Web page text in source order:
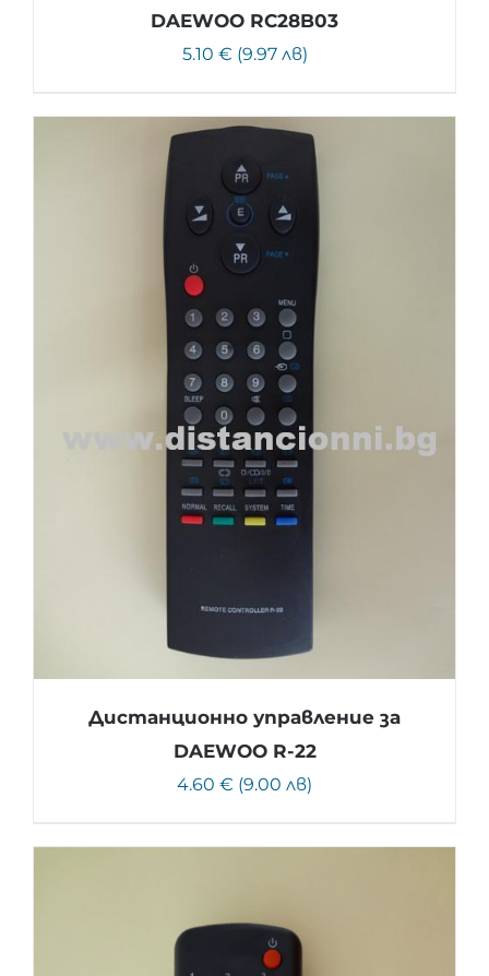
DAEWOO RC28B03
5.10 € (9.97 лв)
Дистанционно управление за
DAEWOO R-22
4.60 € (9.00 лв)